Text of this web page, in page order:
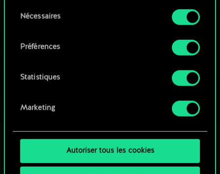
ces cookies optionnels ne seront appliqués
Vous pouvez consulter tous les détails sur notre
préférences dans le menu "Paramètres" ci-
duNécessaires
Préférences
Statistiques
Marketing
Autoriser tous les cookies
Parcourir les jeux de la communauté